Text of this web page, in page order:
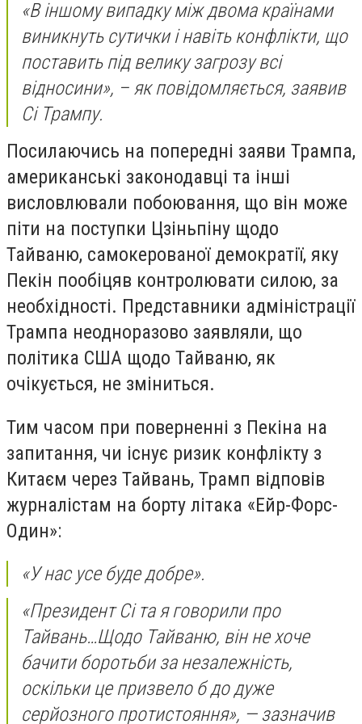
«В іншому випадку між двома країнами
виникнуть сутички і навіть конфлікти, що
поставить під велику загрозу всі
відносини», – як повідомляється, заявив
Сі Трампу.
Посилаючись на попередні заяви Трампа,
американські законодавці та інші
висловлювали побоювання, що він може
піти на поступки Цзіньпіну щодо
Тайваню, самокерованої демократії, яку
Пекін пообіцяв контролювати силою, за
необхідності. Представники адміністрації
Трампа неодноразово заявляли, що
політика США щодо Тайваню, як
очікується, не зміниться.
Тим часом при поверненні з Пекіна на
запитання, чи існує ризик конфлікту з
Китаєм через Тайвань, Трамп відповів
журналістам на борту літака «Ейр-Форс-
Один»:
«У нас усе буде добре».
«Президент Сі та я говорили про
Тайвань…Щодо Тайваню, він не хоче
бачити боротьби за незалежність,
оскільки це призвело б до дуже
серйозного протистояння», — зазначив